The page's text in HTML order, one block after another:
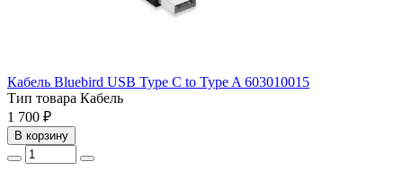
Кабель Bluebird USB Type C to Type A 603010015
Тип товара Кабель
1 700 ₽
В корзину